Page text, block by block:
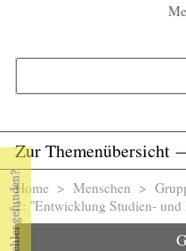
Zur Themenübersicht
Sie sind hier
Home > Menschen >
2: "Entwicklung Studien- und